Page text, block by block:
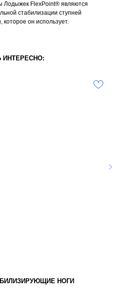
Лодыжек FlexPoint® являются
стабилизации ступней
которое он использует.
НОГИ